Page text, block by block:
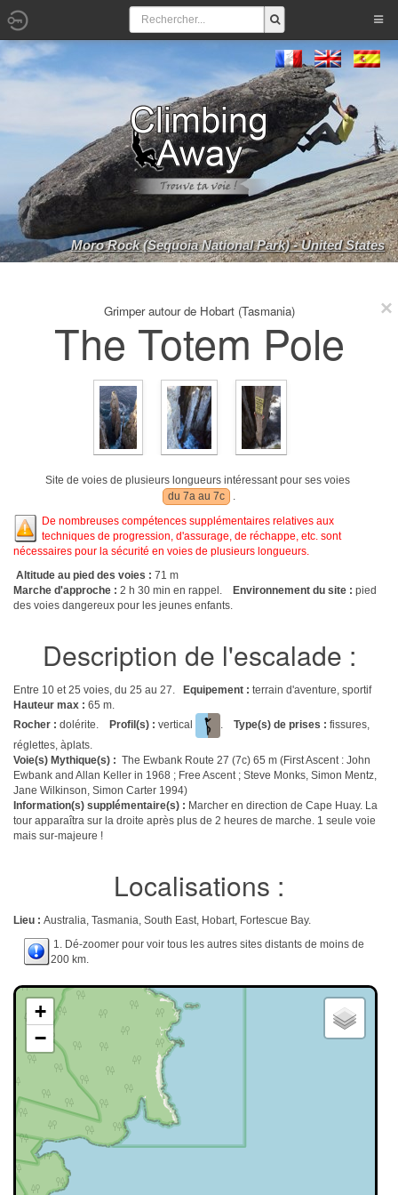
Moro Rock (Sequoia National Park) - United States
Grimper autour de Hobart (Tasmania)
The Totem Pole
Site de voies de plusieurs longueurs intéressant pour ses voies
du 7a au 7c
.
De nombreuses compétences supplémentaires relatives aux
techniques de progression, d'assurage, de réchappe, etc. sont
nécessaires pour la sécurité en voies de plusieurs longueurs.
Altitude au pied des voies : 71 m
Marche d'approche : 2 h 30 min en rappel. Environnement du site : pied
des voies dangereux pour les jeunes enfants.
Description de l'escalade :
Entre 10 et 25 voies, du 25 au 27. Equipement : terrain d'aventure, sportif
Hauteur max : 65 m.
Rocher : dolérite. Profil(s) : vertical . Type(s) de prises : fissures,
réglettes, àplats.
Voie(s) Mythique(s) : The Ewbank Route 27 (7c) 65 m (First Ascent : John
Ewbank and Allan Keller in 1968 ; Free Ascent ; Steve Monks, Simon Mentz,
Jane Wilkinson, Simon Carter 1994)
Information(s) supplémentaire(s) : Marcher en direction de Cape Huay. La
tour apparaîtra sur la droite après plus de 2 heures de marche. 1 seule voie
mais sur-majeure !
Localisations :
Lieu : Australia, Tasmania, South East, Hobart, Fortescue Bay.
1. Dé-zoomer pour voir tous les autres sites distants de moins de
200 km.
+
−